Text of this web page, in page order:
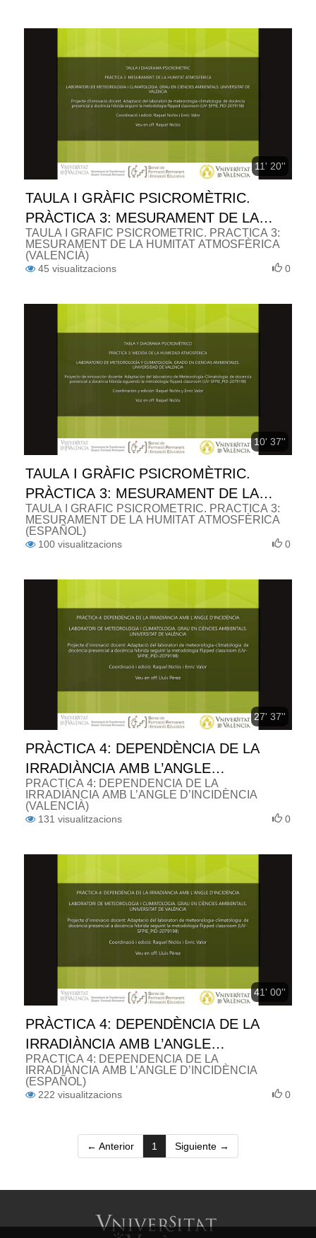
11' 20''
TAULA I GRÀFIC PSICROMÈTRIC.
PRÀCTICA 3: MESURAMENT DE LA
HUMITAT ATMOSFÈRICA (VALENCIÀ)
TAULA I GRÀFIC PSICROMÈTRIC. PRÀCTICA 3:
MESURAMENT DE LA HUMITAT ATMOSFÈRICA
(VALENCIÀ)
45 visualitzacions 0
10' 37''
TAULA I GRÀFIC PSICROMÈTRIC.
PRÀCTICA 3: MESURAMENT DE LA
HUMITAT ATMOSFÈRICA (ESPAÑOL)
TAULA I GRÀFIC PSICROMÈTRIC. PRÀCTICA 3:
MESURAMENT DE LA HUMITAT ATMOSFÈRICA
(ESPAÑOL)
100 visualitzacions 0
27' 37''
PRÀCTICA 4: DEPENDÈNCIA DE LA
IRRADIÀNCIA AMB L’ANGLE
D’INCIDÈNCIA (VALENCIÀ)
PRÀCTICA 4: DEPENDÈNCIA DE LA
IRRADIÀNCIA AMB L’ANGLE D’INCIDÈNCIA
(VALENCIÀ)
131 visualitzacions 0
41' 00''
PRÀCTICA 4: DEPENDÈNCIA DE LA
IRRADIÀNCIA AMB L’ANGLE
D’INCIDÈNCIA (ESPAÑOL)
PRÀCTICA 4: DEPENDÈNCIA DE LA
IRRADIÀNCIA AMB L’ANGLE D’INCIDÈNCIA
(ESPAÑOL)
222 visualitzacions 0
← Anterior 1 (current)
Siguiente →